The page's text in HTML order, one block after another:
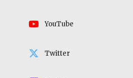
YouTube
Twitter